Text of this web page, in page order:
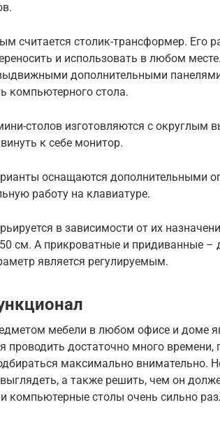
считается столик-трансформер. Его
и использовать в любом
дополнительными
компьютерного стола.
столов изготовляются с округлым
к себе монитор.
оснащаются дополнительными
работу на клавиатуре.
в зависимости от их
см. А прикроватные и придиванные –
является регулируемым.
мебели в любом офисе и доме
проводить достаточно много времени,
максимально внимательно.
а также решить, чем он
компьютерные столы очень сильно